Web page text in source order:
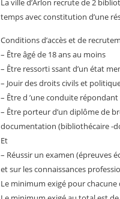
La ville d’Arlon recrute de 2
temps avec constitution d’une
Conditions d’accès et de
– Être âgé de 18 ans au moins
– Être ressorti ssant d’un état
– Jouir des droits civils et
– Être d ’une conduite
– Être porteur d’un diplôme de
documentation (bibliothécaire -
Et
– Réussir un examen (épreuves
et sur les connaissances
Le minimum exigé pour chacune